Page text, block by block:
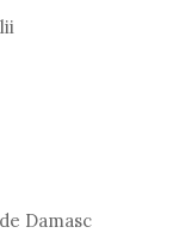
Damasc